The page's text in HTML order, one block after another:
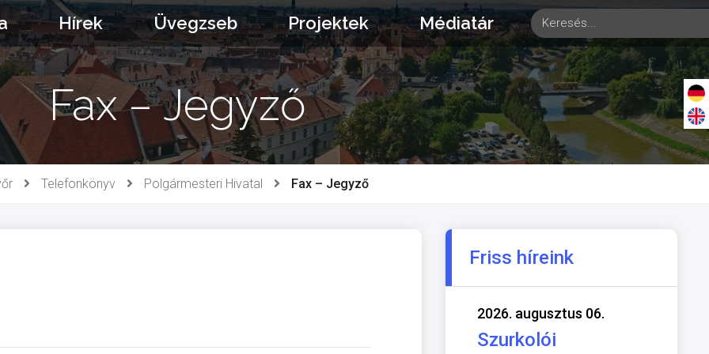
Hírek Üvegzseb Projektek Médiatár
Fax – Jegyző
Telefonkönyv Polgármesteri Hivatal Fax – Jegyző
Friss híreink
2026. augusztus 06.
Szurkolói